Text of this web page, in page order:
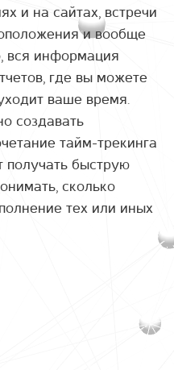
и на сайтах, встречи
и вообще
вся информация
где вы можете
ваше время.
создавать
тайм-трекинга
получать быструю
сколько
тех или иных